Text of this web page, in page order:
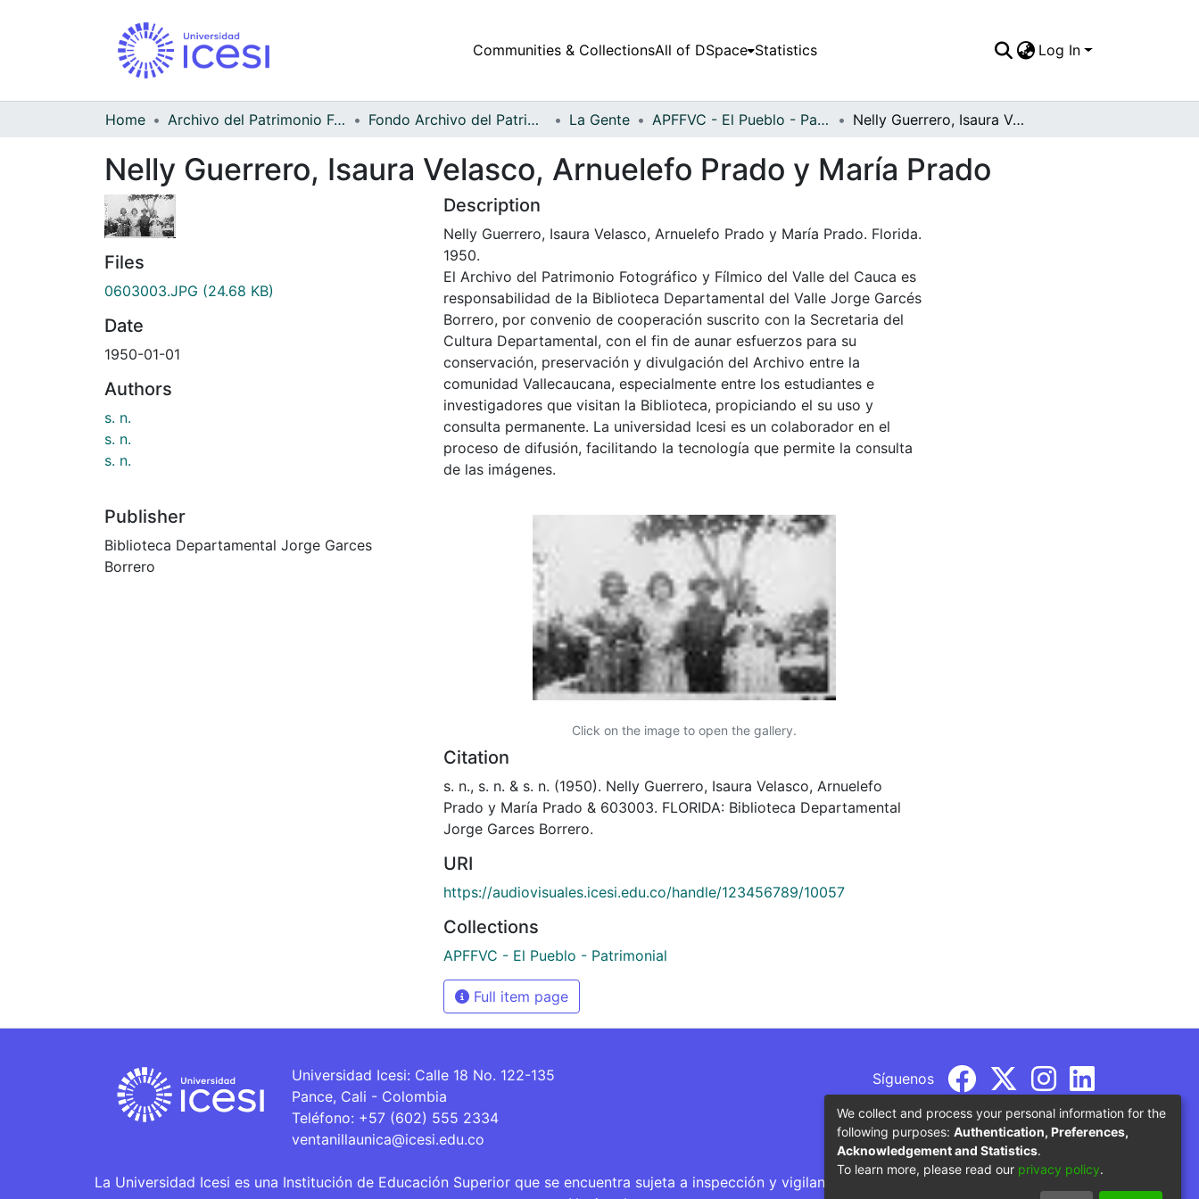
Communities & CollectionsAll of DSpace Statistics Log In
Home Archivo del Patrimonio Fotográfico y Fílmico del Valle del Cauca Fondo Archivo del Patrimonio Fotográfico y Fílmico del Valle del Cauca La Gente APFFVC - El Pueblo - Patrimonial Nelly Guerrero, Isaura Velasco, Arnuelefo Prado y María Prado
Nelly Guerrero, Isaura Velasco, Arnuelefo Prado y María Prado
Files
0603003.JPG (24.68 KB)
Date
1950-01-01
Authors
s. n.
s. n.
s. n.
Publisher
Biblioteca Departamental Jorge Garces
Borrero
Description
Nelly Guerrero, Isaura Velasco, Arnuelefo Prado y María Prado. Florida.
1950.
El Archivo del Patrimonio Fotográfico y Fílmico del Valle del Cauca es
responsabilidad de la Biblioteca Departamental del Valle Jorge Garcés
Borrero, por convenio de cooperación suscrito con la Secretaria del
Cultura Departamental, con el fin de aunar esfuerzos para su
conservación, preservación y divulgación del Archivo entre la
comunidad Vallecaucana, especialmente entre los estudiantes e
investigadores que visitan la Biblioteca, propiciando el su uso y
consulta permanente. La universidad Icesi es un colaborador en el
proceso de difusión, facilitando la tecnología que permite la consulta
de las imágenes.
Click on the image to open the gallery.
Citation
s. n., s. n. & s. n. (1950). Nelly Guerrero, Isaura Velasco, Arnuelefo
Prado y María Prado & 603003. FLORIDA: Biblioteca Departamental
Jorge Garces Borrero.
URI
https://audiovisuales.icesi.edu.co/handle/123456789/10057
Collections
APFFVC - El Pueblo - Patrimonial
Full item page
Universidad Icesi: Calle 18 No. 122-135
Pance, Cali - Colombia
Teléfono: +57 (602) 555 2334
ventanillaunica@icesi.edu.co
Síguenos
La Universidad Icesi es una Institución de Educación Superior que se encuentra sujeta a inspección y vigilancia por parte del Ministerio de Educación
We collect and process your personal information for the
following purposes: Authentication, Preferences,
Acknowledgement and Statistics.
To learn more, please read our privacy policy.